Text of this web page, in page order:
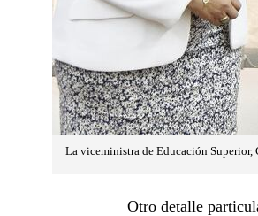
La viceministra de Educación Superior,
Otro detalle